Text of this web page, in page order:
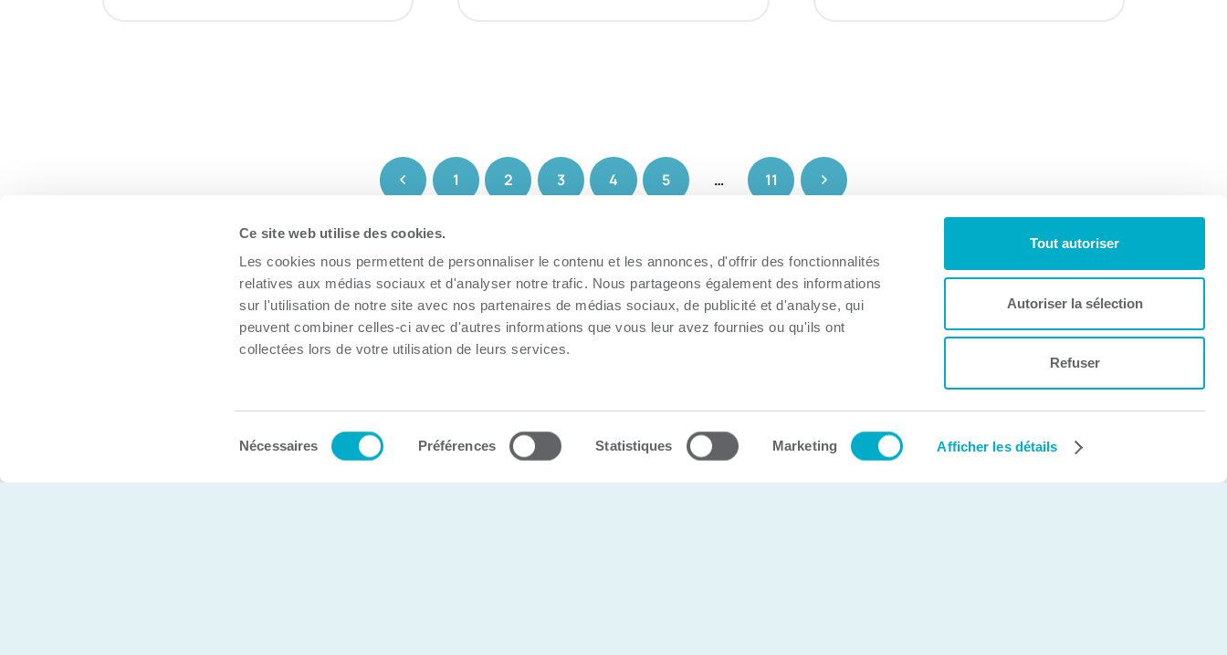
Ce site web utilise des cookies.
Les cookies nous permettent de personnaliser le contenu et les annonces, d'offrir des fonctionnalités
relatives aux médias sociaux et d'analyser notre trafic. Nous partageons également des informations
sur l'utilisation de notre site avec nos partenaires de médias sociaux, de publicité et d'analyse, qui
peuvent combiner celles-ci avec d'autres informations que vous leur avez fournies ou qu'ils ont
collectées lors de votre utilisation de leurs services.
Nécessaires Préférences Statistiques Marketing Afficher les détails
Tout autoriser
Autoriser la sélection
Refuser
1 2 3 4 5 … 11
Trouver une organisation
Inscrire mon organisation
© Chambre de commerce et d’industries de Trois-Rivières |Politique de confidentialité Création et développement Web cinetic.ca